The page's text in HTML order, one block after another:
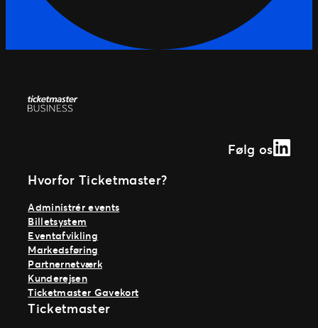
Følg os
Hvorfor Ticketmaster?
Administrér events
Billetsystem
Eventafvikling
Markedsføring
Partnernetværk
Kunderejsen
Ticketmaster Gavekort
Ticketmaster